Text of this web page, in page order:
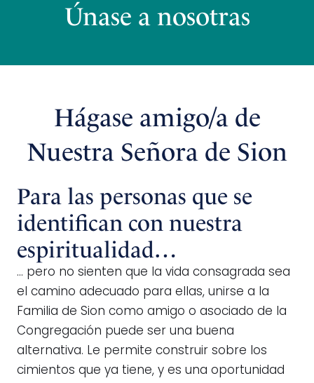
Únase a nosotras
Hágase amigo/a de
Nuestra Señora de Sion
Para las personas que se
identifican con nuestra
espiritualidad…
… pero no sienten que la vida consagrada sea
el camino adecuado para ellas, unirse a la
Familia de Sion como amigo o asociado de la
Congregación puede ser una buena
alternativa. Le permite construir sobre los
cimientos que ya tiene, y es una oportunidad